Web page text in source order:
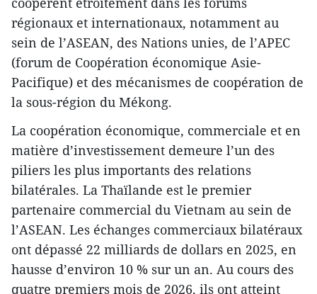
régionaux et internationaux, notamment au
sein de l’ASEAN, des Nations unies, de l’APEC
(forum de Coopération économique Asie-
Pacifique) et des mécanismes de coopération de
la sous-région du Mékong.
La coopération économique, commerciale et en
matière d’investissement demeure l’un des
piliers les plus importants des relations
bilatérales. La Thaïlande est le premier
partenaire commercial du Vietnam au sein de
l’ASEAN. Les échanges commerciaux bilatéraux
ont dépassé 22 milliards de dollars en 2025, en
hausse d’environ 10 % sur un an. Au cours des
quatre premiers mois de 2026, ils ont atteint